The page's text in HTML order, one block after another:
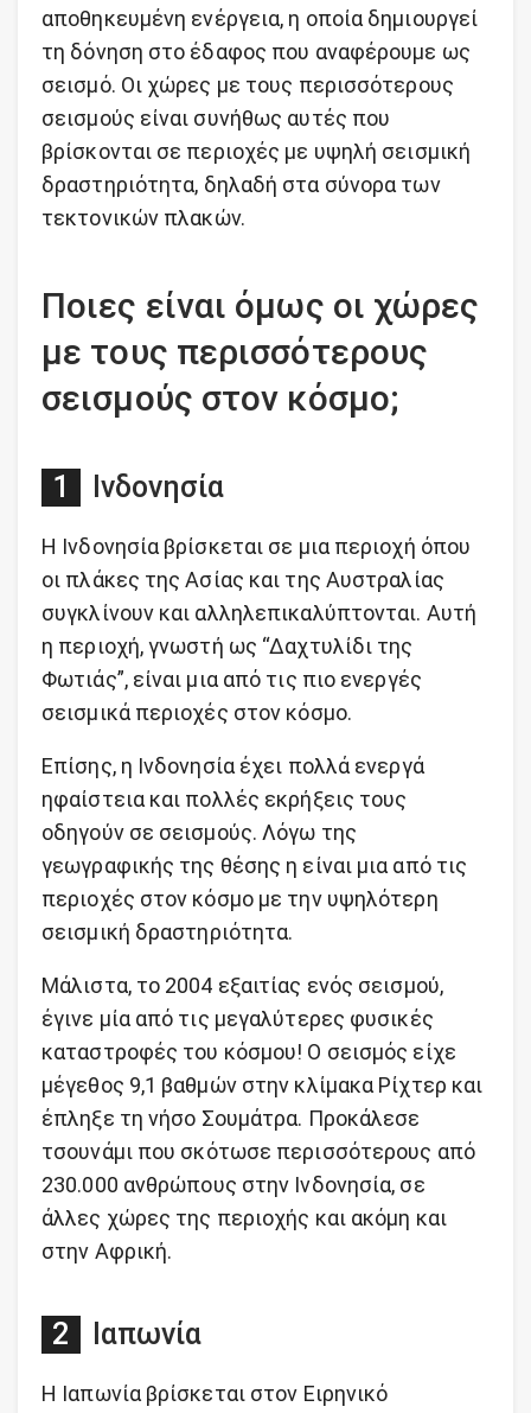
αποθηκευμένη ενέργεια, η οποία δημιουργεί
τη δόνηση στο έδαφος που αναφέρουμε ως
σεισμό. Οι χώρες με τους περισσότερους
σεισμούς είναι συνήθως αυτές που
βρίσκονται σε περιοχές με υψηλή σεισμική
δραστηριότητα, δηλαδή στα σύνορα των
τεκτονικών πλακών.
Ποιες είναι όμως οι χώρες
με τους περισσότερους
σεισμούς στον κόσμο;
Ινδονησία
Η Ινδονησία βρίσκεται σε μια περιοχή όπου
οι πλάκες της Ασίας και της Αυστραλίας
συγκλίνουν και αλληλεπικαλύπτονται. Αυτή
η περιοχή, γνωστή ως “Δαχτυλίδι της
Φωτιάς”, είναι μια από τις πιο ενεργές
σεισμικά περιοχές στον κόσμο.
Επίσης, η Ινδονησία έχει πολλά ενεργά
ηφαίστεια και πολλές εκρήξεις τους
οδηγούν σε σεισμούς. Λόγω της
γεωγραφικής της θέσης η είναι μια από τις
περιοχές στον κόσμο με την υψηλότερη
σεισμική δραστηριότητα.
Μάλιστα, το 2004 εξαιτίας ενός σεισμού,
έγινε μία από τις μεγαλύτερες φυσικές
καταστροφές του κόσμου! Ο σεισμός είχε
μέγεθος 9,1 βαθμών στην κλίμακα Ρίχτερ και
έπληξε τη νήσο Σουμάτρα. Προκάλεσε
τσουνάμι που σκότωσε περισσότερους από
230.000 ανθρώπους στην Ινδονησία, σε
άλλες χώρες της περιοχής και ακόμη και
στην Αφρική.
Ιαπωνία
Η Ιαπωνία βρίσκεται στον Ειρηνικό